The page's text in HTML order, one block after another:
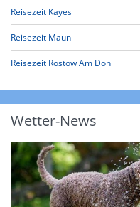
Reisezeit Kayes
Reisezeit Maun
Reisezeit Rostow Am Don
Wetter-News